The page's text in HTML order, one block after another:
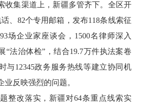
集渠道上，新疆多管齐下。全区开
、82个专用邮箱，发布118条线索征
场企业家座谈会，1500名律师深入
“法治体检”，结合19.7万件执法案卷
与12345政务服务热线等建立协同机
业反映强烈的问题。
改落实，新疆对64条重点线索实